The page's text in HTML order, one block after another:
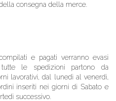
consegna della merce.
e pagati verranno evasi
le spedizioni partono da
lavorativi, dal lunedì al venerdì,
inseriti nei giorni di Sabato e
successivo.